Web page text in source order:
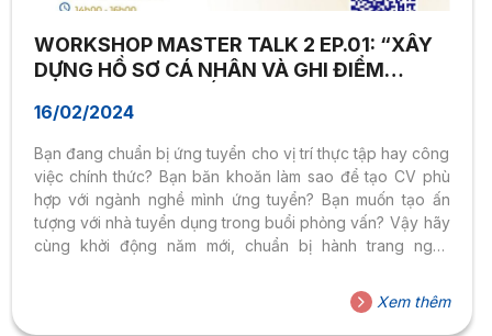
WORKSHOP MASTER TALK 2 EP.01: “XÂY
DỰNG HỒ SƠ CÁ NHÂN VÀ GHI ĐIỂM
16/02/2024
Bạn đang chuẩn bị ứng tuyển cho vị trí thực tập hay công
việc chính thức? Bạn băn khoăn làm sao để tạo CV phù
hợp với ngành nghề mình ứng tuyển? Bạn muốn tạo ấn
tượng với nhà tuyển dụng trong buổi phỏng vấn? Vậy hãy
cùng khởi động năm mới, chuẩn bị hành trang nghề
DỰNG HỒ SƠ CÁ NHÂN VÀ GHI ĐIỂM TRONG PHỎNG
Xem thêm